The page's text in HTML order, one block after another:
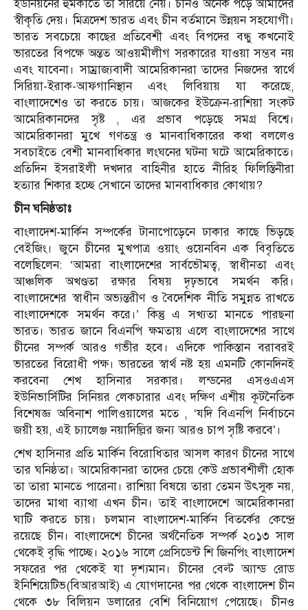
ইউনিয়নের হুমকীতে তা সরিয়ে নেয়। চীনও অনেক পড়ে আমাদের
স্বীকৃতি দেয়। মিত্রদেশ ভারত এবং চীন বর্তমানে উন্নয়ন সহযোগী।
ভারত সবচেয়ে কাছের প্রতিবেশী এবং বিপদের বন্ধু কখনোই
ভারতের বিপক্ষে অন্তত আওয়মীলীগ সরকারের যাওয়া সম্ভব নয়
এবং যাবেনা। সাম্র্রাজ্যবাদী আমেরিকানরা তাদের নিজদের স্বার্থে
সিরিয়া-ইরাক-আফগানিস্থান এবং লিবিয়ায় যা করেছে,
বাংলাদেশেও তা করতে চায়। আজকের ইউক্রেন-রাশিয়া সংকট
আমেরিকানদের সৃষ্ট , এর প্রভাব পড়েছে সমগ্র বিশ্বে।
আমেরিকানরা মুখে গণতন্ত্র ও মানবাধিকারের কথা বললেও
সবচাইতে বেশী মানবাধিকার লংঘনের ঘটনা ঘটে আমেরিকাতে।
প্রতিদিন ইসরাইলী দখদার বাহিনীর হাতে নীরিহ ফিলিস্তিনীরা
হত্যার শিকার হচ্ছে সেখানে তাদের মানবাধিকার কোথায়?
চীন ঘনিষ্ঠতাঃ
বাংলাদেশ-মার্কিন সম্পর্কের টানাপোড়েনে ঢাকার কাছে ভিড়ছে
বেইজিং। জুনে চীনের মুখপাত্র ওয়াং ওয়েনবিন এক বিবৃতিতে
বলেছিলেন: ‘আমরা বাংলাদেশের সার্বভৌমত্ব, স্বাধীনতা এবং
আঞ্চলিক অখণ্ডতা রক্ষার বিষয় দৃঢ়ভাবে সমর্থন করি।
বাংলাদেশের স্বাধীন অভ্যন্তরীণ ও বৈদেশিক নীতি সমুন্নত রাখতে
বাংলাদেশকে সমর্থন করে।’ কিন্তু এ সখ্যতা মানতে পারছনা
ভারত। ভারত জানে বিএনপি ক্ষমতায় এলে বাংলাদেশের সাথে
চীনের সম্পর্ক আরও গভীর হবে। এদিকে পাকিস্তান বরাবরই
ভারতের বিরোধী পক্ষ। ভারতের স্বার্থ নষ্ট হয় এমনটি কোনদিনই
করবেনা শেখ হাসিনার সরকার। লন্ডনের এসওএএস
ইউনিভার্সিটির সিনিয়র লেকচারার এবং দক্ষিণ এশীয় কূটনৈতিক
বিশেষজ্ঞ অবিনাশ পালিওয়ালের মতে , ‘যদি বিএনপি নির্বাচনে
জয়ী হয়, এই চ্যালেঞ্জ নয়াদিল্লির জন্য আরও চাপ সৃষ্টি করবে’।
শেখ হাসিনার প্রতি মার্কিন বিরোধিতার আসল কারণ চীনের সাথে
তার ঘনিষ্ঠতা। আমেরিকানরা তাদের চেয়ে কেউ প্রভাবশীলী হোক
তা তারা মানতে পারেনা। রাশিয়া বিষয়ে তারা তেমন উৎসুক নয়,
তাদের মাথা ব্যাথা এখন চীন। তাই বাংলাদেশে আমেরিকানরা
ঘাটি করতে চায়।
চলমান বাংলাদেশ-মার্কিন বিতর্কের কেন্দ্রে
রয়েছে চীন। বাংলাদেশে চীনের অর্থনৈতিক সম্পর্ক ২০১৩ সাল
থেকেই বৃদ্ধি পাচ্ছে। ২০১৬ সালে প্রেসিডেন্ট শি জিনপিং বাংলাদেশ
সফরের পর থেকেই যা দৃশ্যমান। চীনের বেল্ট অ্যান্ড রোড
ইনিশিয়েটিভ(বিআরআই) এ যোগদানের পর থেকে বাংলাদেশ চীন
থেকে ৩৮ বিলিয়ন ডলারের বেশি বিনিয়োগ পেয়েছে। চীনও